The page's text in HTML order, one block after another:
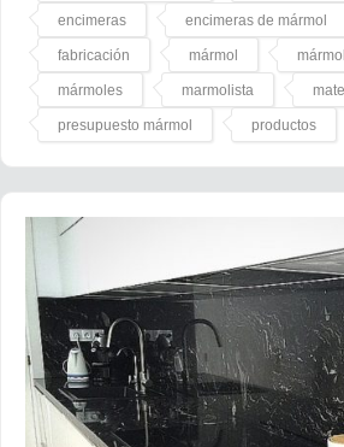
encimeras encimeras de mármol
fabricación mármol
mármoles marmolista
presupuesto mármol productos